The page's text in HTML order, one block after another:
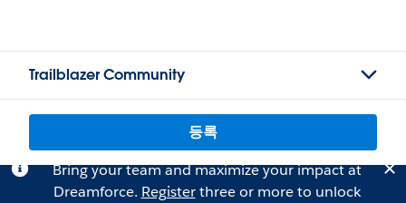
Trailblazer Community
등록
Bring your team and maximize your impact at
Dreamforce. Registerthree or more to unlock